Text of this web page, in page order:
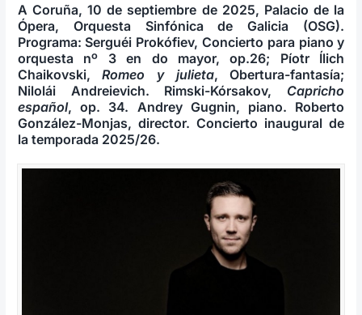
A Coruña, 10 de septiembre de 2025, Palacio de la
Ópera, Orquesta Sinfónica de Galicia (OSG).
Programa: Serguéi Prokófiev, Concierto para piano y
orquesta nº 3 en do mayor, op.26; Píotr Ílich
Chaikovski,Romeo y julieta, Obertura-fantasía;
Nilolái Andreievich. Rimski-Kórsakov, Capricho
español, op. 34. Andrey Gugnin, piano. Roberto
González-Monjas, director. Concierto inaugural de
la temporada 2025/26.